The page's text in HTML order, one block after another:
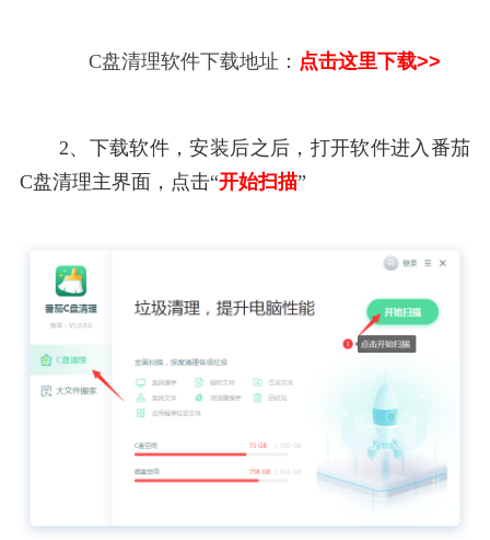
C盘清理软件下载地址： 点击这里下载>>
2、下载软件，安装后之后，打开软件进入番茄
C盘清理主界面，点击“开始扫描”